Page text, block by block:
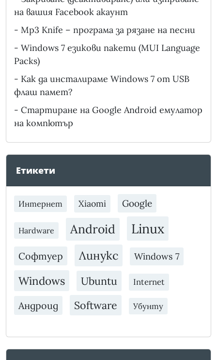
на вашия Facebook акаунт
- Mp3 Knife – програма за рязане на песни
- Windows 7 езикови пакети (MUI Language
Packs)
- Как да инсталираме Windows 7 от USB
флаш памет?
- Стартиране на Google Android емулатор
на компютър
Етикети
Интернет Xiaomi Google
Hardware Android Linux
Софтуер Линукс Windows 7
Windows Ubuntu Internet
Андроид Software Убунту